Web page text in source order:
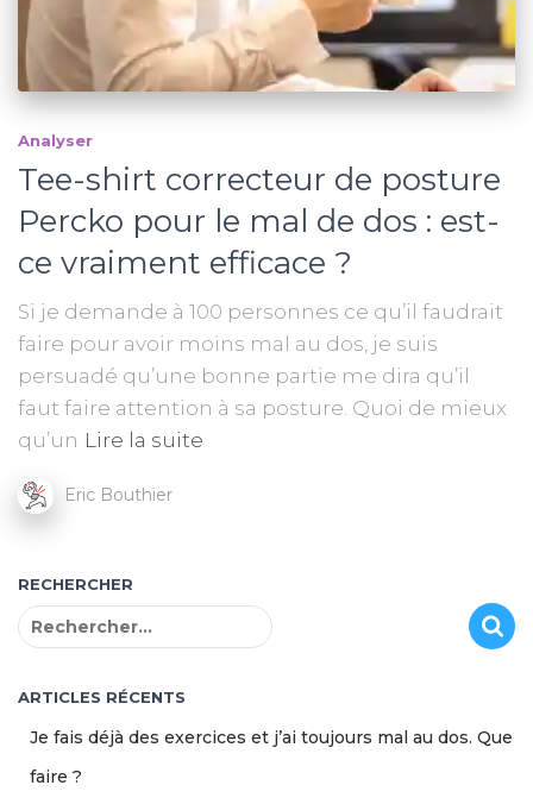
Analyser
Tee-shirt correcteur de posture
Percko pour le mal de dos : est-
ce vraiment efficace ?
Si je demande à 100 personnes ce qu’il faudrait
faire pour avoir moins mal au dos, je suis
persuadé qu’une bonne partie me dira qu’il
faut faire attention à sa posture. Quoi de mieux
qu’un Lire la suite
Eric Bouthier
RECHERCHER
R
h
ARTICLES RÉCENTS
Je fais déjà des exercices et j’ai toujours mal au dos. Que
faire ?